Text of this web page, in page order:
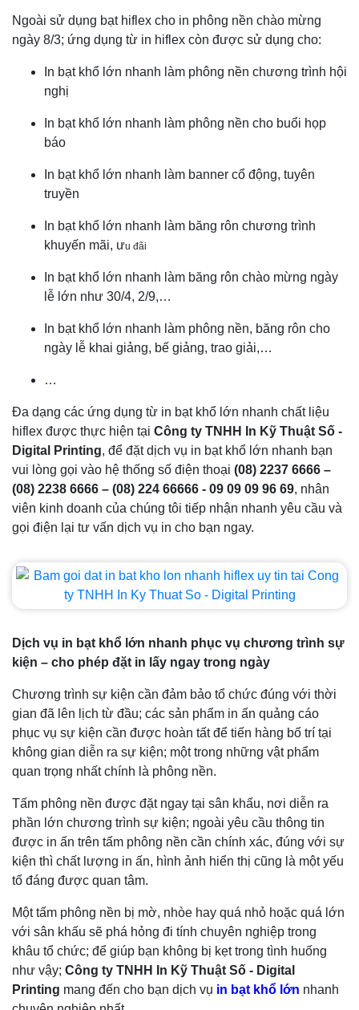
Ngoài sử dụng bạt hiflex cho in phông nền chào mừng
ngày 8/3; ứng dụng từ in hiflex còn được sử dụng cho:
In bạt khổ lớn nhanh làm phông nền chương trình hội
nghị
In bạt khổ lớn nhanh làm phông nền cho buổi họp
báo
In bạt khổ lớn nhanh làm banner cổ động, tuyên
truyền
In bạt khổ lớn nhanh làm băng rôn chương trình
khuyến mãi, ưu đãi
In bạt khổ lớn nhanh làm băng rôn chào mừng ngày
lễ lớn như 30/4, 2/9,…
In bạt khổ lớn nhanh làm phông nền, băng rôn cho
ngày lễ khai giảng, bế giảng, trao giải,…
…
Đa dạng các ứng dụng từ in bạt khổ lớn nhanh chất liệu
hiflex được thực hiện tại Công ty TNHH In Kỹ Thuật Số -
Digital Printing, để đặt dịch vụ in bạt khổ lớn nhanh bạn
vui lòng gọi vào hệ thống số điện thoại (08) 2237 6666 –
(08) 2238 6666 – (08) 224 66666 - 09 09 09 96 69, nhân
viên kinh doanh của chúng tôi tiếp nhận nhanh yêu cầu và
gọi điện lại tư vấn dịch vụ in cho bạn ngay.
Dịch vụ in bạt khổ lớn nhanh phục vụ chương trình sự
kiện – cho phép đặt in lấy ngay trong ngày
Chương trình sự kiện cần đảm bảo tổ chức đúng với thời
gian đã lên lịch từ đầu; các sản phẩm in ấn quảng cáo
phục vụ sự kiện cần được hoàn tất để tiến hàng bố trí tại
không gian diễn ra sự kiện; một trong những vật phẩm
quan trọng nhất chính là phông nền.
Tấm phông nền được đặt ngay tại sân khấu, nơi diễn ra
phần lớn chương trình sự kiện; ngoài yêu cầu thông tin
được in ấn trên tấm phông nền cần chính xác, đúng với sự
kiện thì chất lượng in ấn, hình ảnh hiển thị cũng là một yếu
tố đáng được quan tâm.
Một tấm phông nền bị mờ, nhòe hay quá nhỏ hoặc quá lớn
với sân khấu sẽ phá hỏng đi tính chuyên nghiệp trong
khâu tổ chức; để giúp bạn không bị kẹt trong tình huống
như vậy; Công ty TNHH In Kỹ Thuật Số - Digital
Printing mang đến cho bạn dịch vụ in bạt khổ lớn nhanh